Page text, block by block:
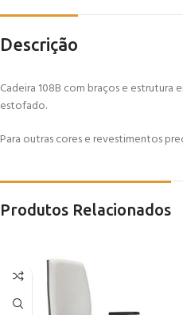
Descrição
Cadeira 108B com braços e
estofado.
Para outras cores e revestimentos
Produtos Relacionados